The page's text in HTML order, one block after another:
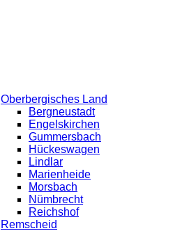
Oberbergisches Land
Bergneustadt
Engelskirchen
Gummersbach
Hückeswagen
Lindlar
Marienheide
Morsbach
Nümbrecht
Reichshof
Remscheid